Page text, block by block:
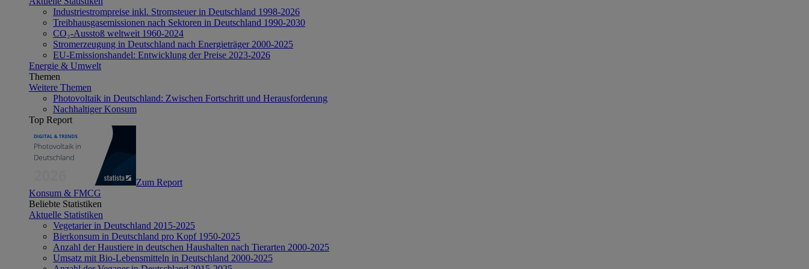
Industriestrompreise inkl. Stromsteuer in Deutschland 1998-2026
Treibhausgasemissionen nach Sektoren in Deutschland 1990-2030
CO₂-Ausstoß weltweit 1960-2024
Stromerzeugung in Deutschland nach Energieträger 2000-2025
EU-Emissionshandel: Entwicklung der Preise 2023-2026
Energie & Umwelt
Themen
Weitere Themen
Photovoltaik in Deutschland: Zwischen Fortschritt und Herausforderung
Nachhaltiger Konsum
Top Report
Zum Report
Konsum & FMCG
Beliebte Statistiken
Aktuelle Statistiken
Vegetarier in Deutschland 2015-2025
Bierkonsum in Deutschland pro Kopf 1950-2025
Anzahl der Haustiere in deutschen Haushalten nach Tierarten 2000-2025
Umsatz mit Bio-Lebensmitteln in Deutschland 2000-2025